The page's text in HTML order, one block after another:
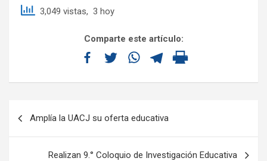
3,049 vistas, 3 hoy
Comparte este artículo:
Amplía la UACJ su oferta educativa
Realizan 9.° Coloquio de Investigación Educativa